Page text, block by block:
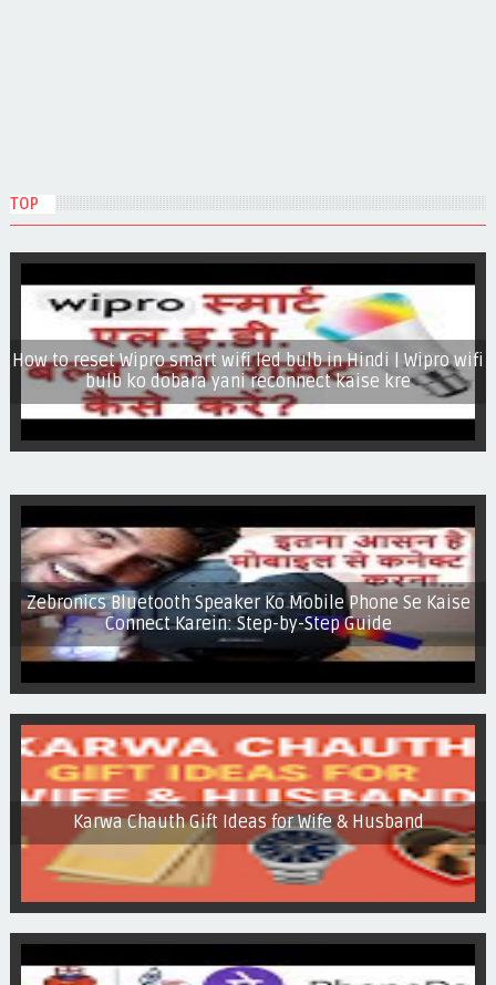
TOP
How to reset Wipro smart wifi led bulb in Hindi | Wipro wifi
bulb ko dobara yani reconnect kaise kre
how to configure tp link wireless router in Hindi | TP-link
router ko ip address se setup kaise kare
Zebronics Bluetooth Speaker Ko Mobile Phone Se Kaise
Connect Karein: Step-by-Step Guide
Karwa Chauth Gift Ideas for Wife & Husband